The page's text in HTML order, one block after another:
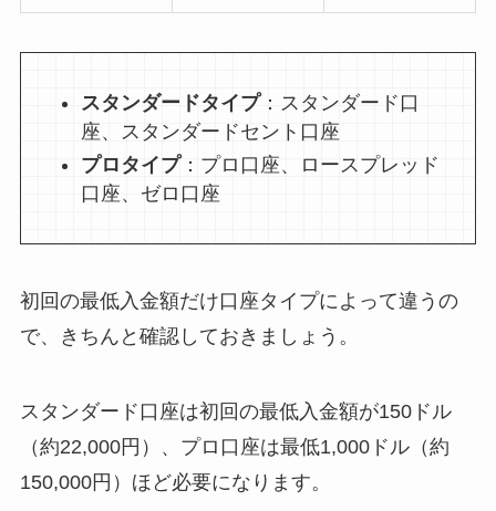
スタンダードタイプ：スタンダード口
座、スタンダードセント口座
プロタイプ：プロ口座、ロースプレッド
口座、ゼロ口座
初回の最低入金額だけ口座タイプによって違うの
で、きちんと確認しておきましょう。
スタンダード口座は初回の最低入金額が150ドル
（約22,000円）、プロ口座は最低1,000ドル（約
150,000円）ほど必要になります。